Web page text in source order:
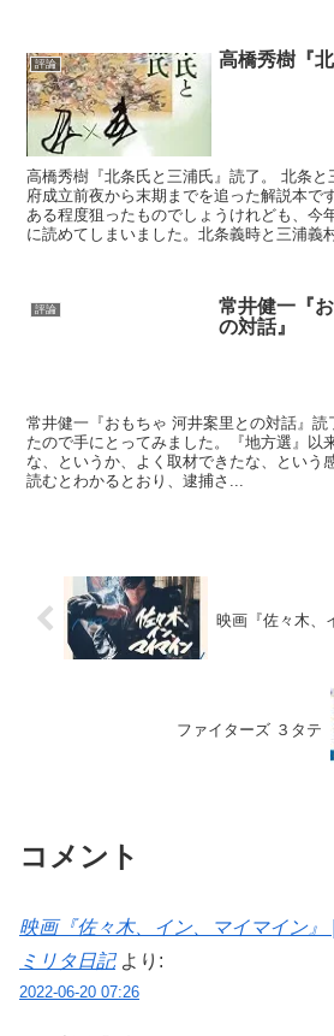
評論 高橋秀樹『
高橋秀樹『北条氏と三浦氏』読了。 北条
府成立前夜から末期までを追った解説本で
ある程度狙ったものでしょうけれども、今
に読めてしまいました。北条義時と三浦義
評論
常井健一『
の対話』
常井健一『おもちゃ 河井案里との対話』読
たので手にとってみました。『地方選』以
な、というか、よく取材できたな、という
読むとわかるとおり、逮捕さ...
映画『佐々木、
ファイターズ ３タテ
コメント
映画『佐々木、イン、マイマイン
ミリタ日記 より:
2022-06-20 07:26